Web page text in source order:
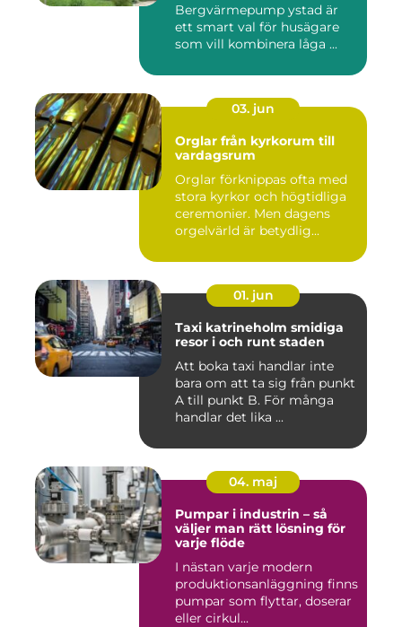
Bergvärmepump ystad är
ett smart val för husägare
som vill kombinera låga ...
03. jun
Orglar från kyrkorum till
vardagsrum
Orglar förknippas ofta med
stora kyrkor och högtidliga
ceremonier. Men dagens
orgelvärld är betydlig...
01. jun
Taxi katrineholm smidiga
resor i och runt staden
Att boka taxi handlar inte
bara om att ta sig från punkt
A till punkt B. För många
handlar det lika ...
04. maj
Pumpar i industrin – så
väljer man rätt lösning för
varje flöde
I nästan varje modern
produktionsanläggning finns
pumpar som flyttar, doserar
eller cirkul...